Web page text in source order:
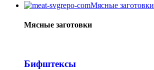
Мясные заготовки
Мясные заготовки
Бифштексы